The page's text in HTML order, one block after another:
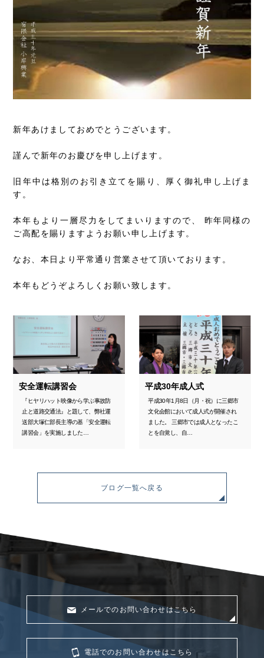
新年あけましておめでとうございます。
謹んで新年のお慶びを申し上げます。
旧年中は格別のお引き立てを賜り、厚く御礼申し上げま
す。
本年もより一層尽力をしてまいりますので、 昨年同様の
ご高配を賜りますようお願い申し上げます。
なお、本日より平常通り営業させて頂いております。
本年もどうぞよろしくお願い致します。
安全運転講習会
『ヒヤリハット映像から学ぶ事故防
止と道路交通法』と題して、弊社運
送部大塚仁部長主導の基「安全運転
講習会」を実施しました…
平成30年成人式
平成30年1月8日（月・祝）に三郷市
文化会館において成人式が開催され
ました。 三郷市では成人となったこ
とを自覚し、自…
ブログ一覧へ戻る
メールでのお問い合わせはこちら
電話でのお問い合わせはこちら